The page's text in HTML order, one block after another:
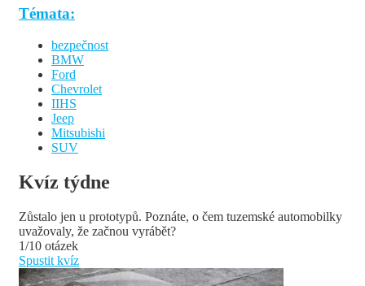
Témata:
bezpečnost
BMW
Ford
Chevrolet
IIHS
Jeep
Mitsubishi
SUV
Kvíz týdne
Zůstalo jen u prototypů. Poznáte, o čem tuzemské automobilky
uvažovaly, že začnou vyrábět?
1/10 otázek
Spustit kvíz